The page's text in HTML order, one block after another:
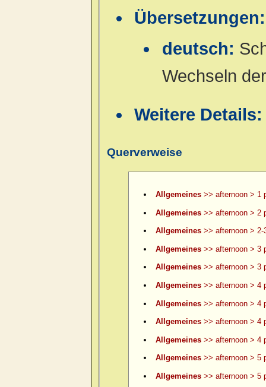
Übersetzungen:
deutsch:
Wechseln
Weitere
Querverweise
Allgemeines>> afternoon > 1
Allgemeines>> afternoon > 2
Allgemeines>> afternoon > 2-
Allgemeines>> afternoon > 3
Allgemeines>> afternoon > 3
Allgemeines>> afternoon > 4
Allgemeines>> afternoon > 4
Allgemeines>> afternoon > 4
Allgemeines>> afternoon > 4
Allgemeines>> afternoon > 5
Allgemeines>> afternoon > 5